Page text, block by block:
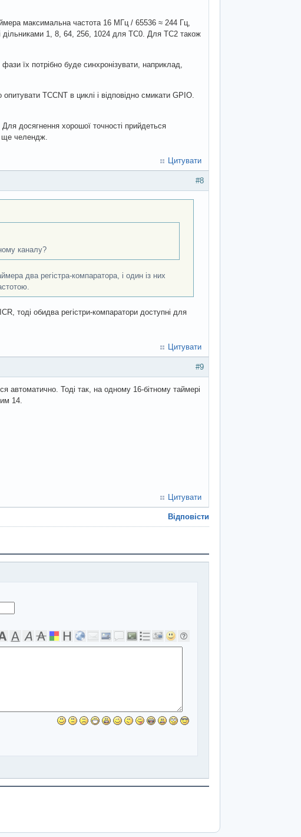
максимальна частота 16 МГц / 65536 ≈ 244 Гц,
дільниками 1, 8, 64, 256, 1024 для TC0. Для TC2 також
їх потрібно буде синхронізувати, наприклад,
TCCNT в циклі і відповідно смикати GPIO.
досягнення хорошої точності прийдеться
ще челендж.
Цитувати
#8
каналу?
два регістра-компаратора, і один із них
тоді обидва регістри-компаратори доступні для
Цитувати
#9
автоматично. Тоді так, на одному 16-бітному таймері
14.
Цитувати
Відповісти